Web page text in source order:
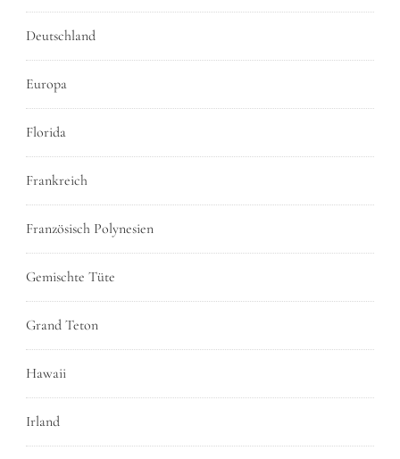
Deutschland
Europa
Florida
Frankreich
Französisch Polynesien
Gemischte Tüte
Grand Teton
Hawaii
Irland